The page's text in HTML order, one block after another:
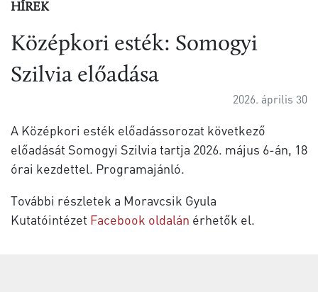
HÍREK
Középkori esték: Somogyi
Szilvia előadása
2026. április 30
A Középkori esték előadássorozat következő
előadását Somogyi Szilvia tartja 2026. május 6-án, 18
órai kezdettel. Programajánló.
További részletek a Moravcsik Gyula
Kutatóintézet Facebook oldalán érhetők el.